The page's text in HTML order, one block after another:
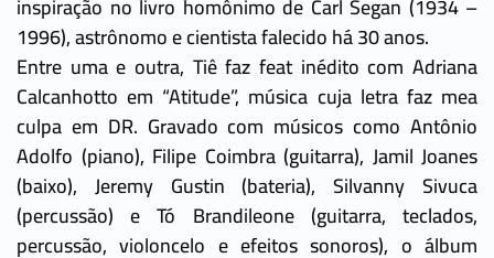
1996), astrônomo e cientista falecido há 30 anos.
Entre uma e outra, Tiê faz feat inédito com Adriana
Calcanhotto em “Atitude”, música cuja letra faz mea
culpa em DR. Gravado com músicos como Antônio
Adolfo (piano), Filipe Coimbra (guitarra), Jamil Joanes
(baixo), Jeremy Gustin (bateria), Silvanny Sivuca
(percussão) e Tó Brandileone (guitarra, teclados,
percussão, violoncelo e efeitos sonoros), o álbum